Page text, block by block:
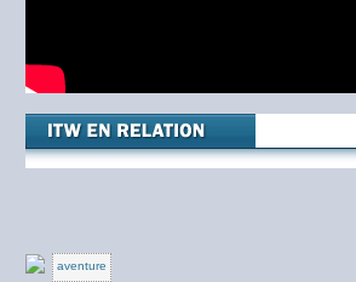
aventure